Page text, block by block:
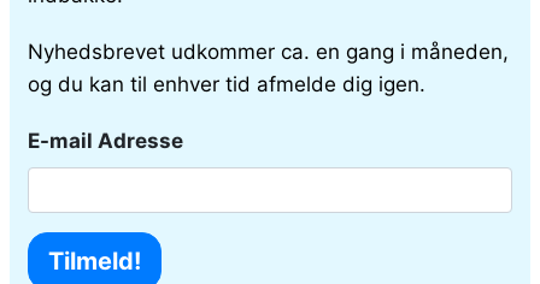
Nyhedsbrevet udkommer ca. en gang i måneden,
og du kan til enhver tid afmelde dig igen.
E-mail Adresse